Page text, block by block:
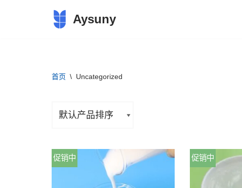
Aysuny
首页 \ Uncategorized
促销中 促销中